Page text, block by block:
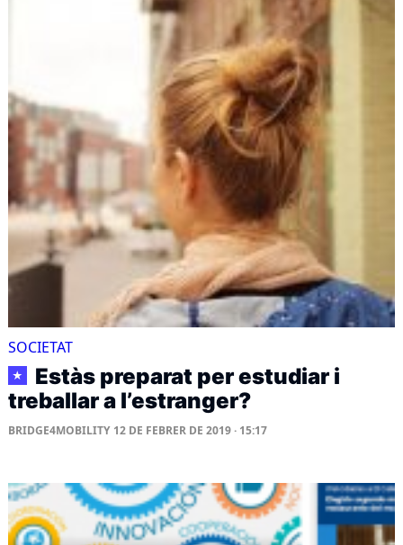
SOCIETAT
★
Estàs preparat per estudiar i
treballar a l’estranger?
BRIDGE4MOBILITY 12 DE FEBRER DE 2019 · 15:17